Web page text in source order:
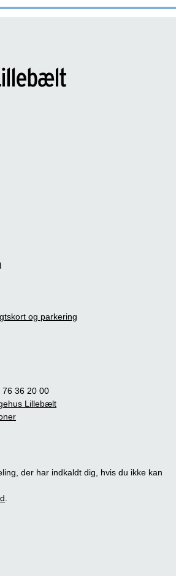
og parkering
76 36 20 00
Lillebælt
der har indkaldt dig, hvis du ikke kan
.